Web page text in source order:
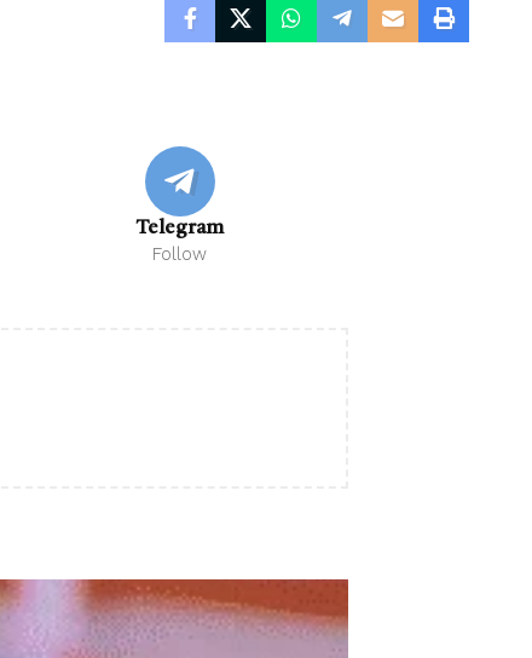
Telegram
Follow